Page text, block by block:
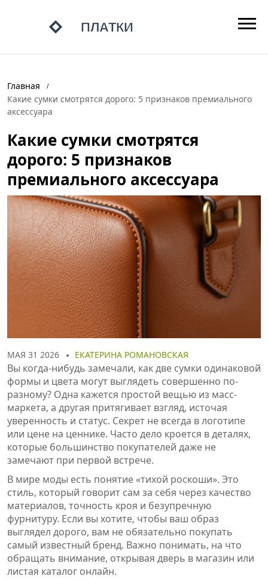
Главная
Какие сумки смотрятся дорого: 5 признаков премиального
аксессуара
Какие сумки смотрятся
дорого: 5 признаков
премиального аксессуара
МАЯ 31 2026 ЕКАТЕРИНА РОМАНОВСКАЯ
Вы когда-нибудь замечали, как две сумки одинаковой
формы и цвета могут выглядеть совершенно по-
разному? Одна кажется простой вещью из масс-
маркета, а другая притягивает взгляд, источая
уверенность и статус. Секрет не всегда в логотипе
или цене на ценнике. Часто дело кроется в деталях,
которые большинство покупателей даже не
замечают при первой встрече.
В мире моды есть понятие «тихой роскоши». Это
стиль, который говорит сам за себя через качество
материалов, точность кроя и безупречную
фурнитуру. Если вы хотите, чтобы ваш образ
выглядел дорого, вам не обязательно покупать
самый известный бренд. Важно понимать, на что
обращать внимание, открывая дверь в магазин или
листая каталог онлайн.